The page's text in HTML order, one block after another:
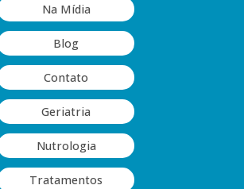
Na Mídia
Blog
Contato
Geriatria
Nutrologia
Tratamentos